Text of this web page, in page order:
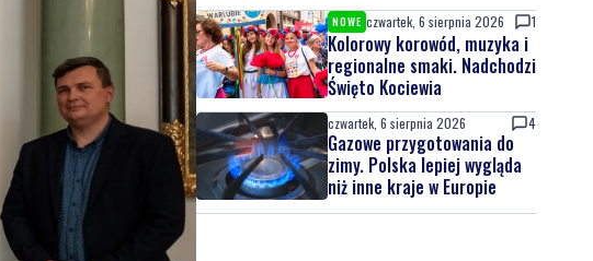
NOWE czwartek, 6 sierpnia 2026 1
Kolorowy korowód, muzyka i
regionalne smaki. Nadchodzi
Święto Kociewia
czwartek, 6 sierpnia 2026 4
Gazowe przygotowania do
zimy. Polska lepiej wygląda
niż inne kraje w Europie